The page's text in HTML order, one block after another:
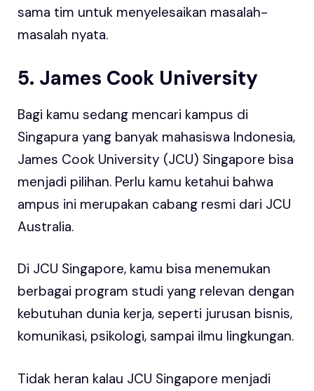
sama tim untuk menyelesaikan masalah-
masalah nyata.
5. James Cook University
Bagi kamu sedang mencari kampus di
Singapura yang banyak mahasiswa Indonesia,
James Cook University (JCU) Singapore bisa
menjadi pilihan. Perlu kamu ketahui bahwa
ampus ini merupakan cabang resmi dari JCU
Australia.
Di JCU Singapore, kamu bisa menemukan
berbagai program studi yang relevan dengan
kebutuhan dunia kerja, seperti jurusan bisnis,
komunikasi, psikologi, sampai ilmu lingkungan.
Tidak heran kalau JCU Singapore menjadi